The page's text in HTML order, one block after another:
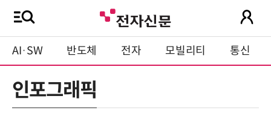
AI·SW 반도체 전자 모빌리티 통신
인포그래픽